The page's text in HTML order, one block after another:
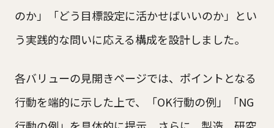
のか」「どう目標設定に活かせばいいのか」とい
う実践的な問いに応える構成を設計しました。
各バリューの見開きページでは、ポイントとなる
行動を端的に示した上で、「OK行動の例」「NG